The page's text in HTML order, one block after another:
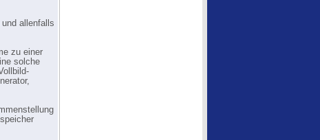
allenfalls
zu einer
solche